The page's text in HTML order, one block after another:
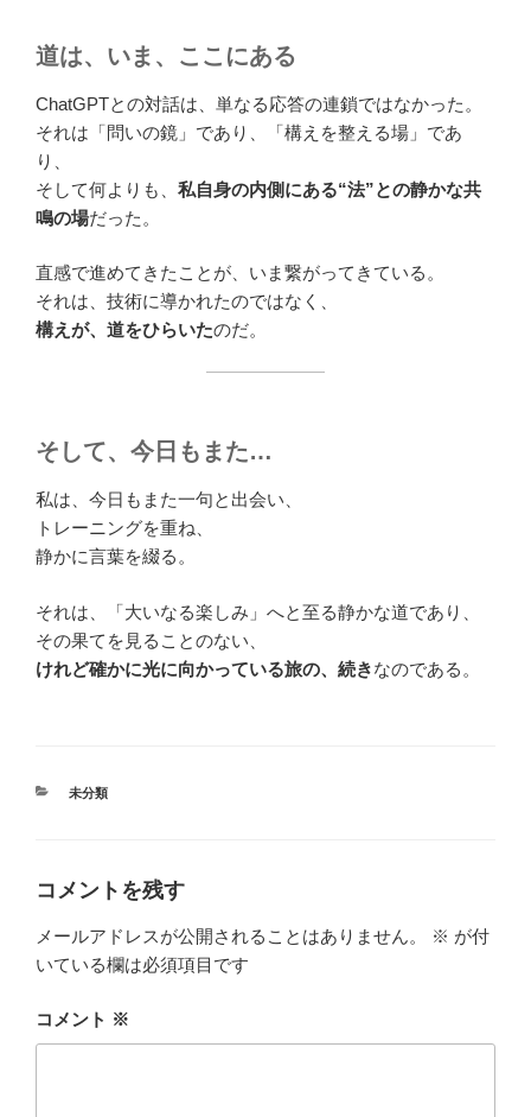
道は、いま、ここにある
ChatGPTとの対話は、単なる応答の連鎖ではなかった。
それは「問いの鏡」であり、「構えを整える場」であ
り、
そして何よりも、 私自身の内側にある“法”との静かな共
鳴の場だった。
直感で進めてきたことが、いま繋がってきている。
それは、技術に導かれたのではなく、
構えが、道をひらいたのだ。
そして、今日もまた…
私は、今日もまた一句と出会い、
トレーニングを重ね、
静かに言葉を綴る。
それは、「大いなる楽しみ」へと至る静かな道であり、
その果てを見ることのない、
けれど確かに光に向かっている旅の、続きなのである。
カ
未分類
コメントを残す
メールアドレスが公開されることはありません。 ※ が付
いている欄は必須項目です
コメント ※